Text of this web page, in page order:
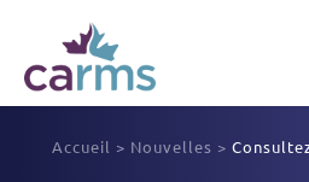
Accueil > Nouvelles >